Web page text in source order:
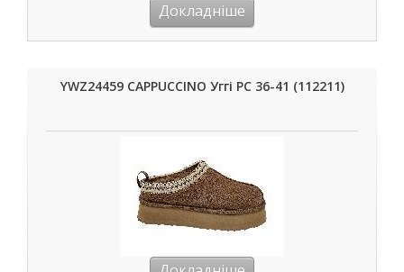
Докладніше
YWZ24459 CAPPUCCINO Уггі РС 36-41 (112211)